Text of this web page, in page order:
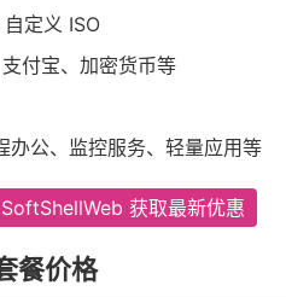
定义 ISO
付宝、加密货币等
办公、监控服务、轻量应用等
获取最新优惠
餐价格